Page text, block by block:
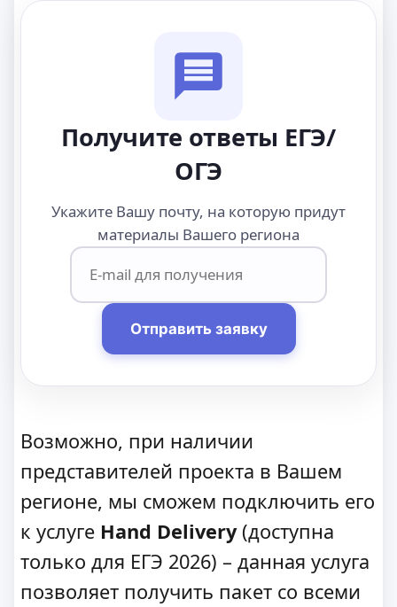
Получите ответы ЕГЭ/
ОГЭ
Укажите Вашу почту, на которую придут
материалы Вашего региона
Отправить заявку
Возможно, при наличии
представителей проекта в Вашем
регионе, мы сможем подключить его
к услуге Hand Delivery(доступна
только для ЕГЭ 2026) – данная услуга
позволяет получить пакет со всеми